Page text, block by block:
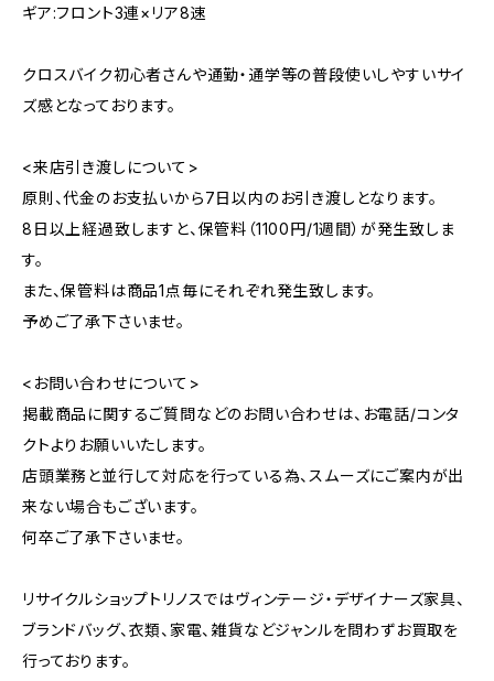
ギア:フロント3連×リア8速
クロスバイク初心者さんや通勤・通学等の普段使いしやすいサイ
ズ感となっております。
<来店引き渡しについて>
原則、代金のお支払いから7日以内のお引き渡しとなります。
8日以上経過致しますと、保管料（1100円/1週間）が発生致しま
す。
また、保管料は商品1点毎にそれぞれ発生致します。
予めご了承下さいませ。
<お問い合わせについて>
掲載商品に関するご質問などのお問い合わせは、お電話/コンタ
クトよりお願いいたします。
店頭業務と並行して対応を行っている為、スムーズにご案内が出
来ない場合もございます。
何卒ご了承下さいませ。
リサイクルショップトリノスではヴィンテージ・デザイナーズ家具、
ブランドバッグ、衣類、家電、雑貨などジャンルを問わずお買取を
行っております。